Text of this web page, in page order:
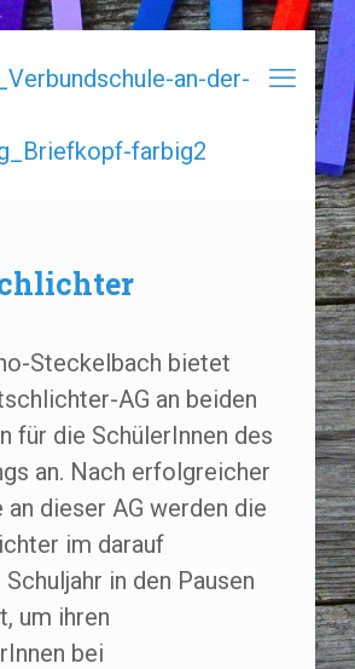
Steckelbach bietet
AG an beiden
für die SchülerInnen des
an. Nach erfolgreicher
an dieser AG werden die
im darauf
in den Pausen
um ihren
bei